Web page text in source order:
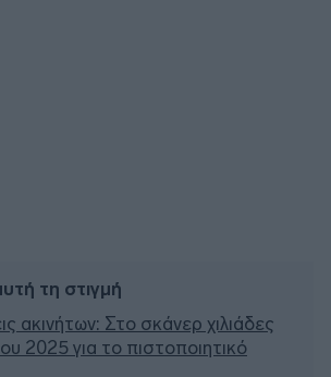
τη στιγμή
ακινήτων: Στο σκάνερ χιλιάδες
2025 για το πιστοποιητικό